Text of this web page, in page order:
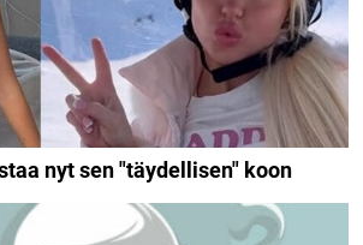
nyt sen "täydellisen" koon